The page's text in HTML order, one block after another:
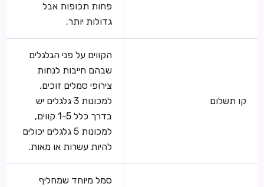
פחות תכופות אבל
גדולות יותר.
קו תשלום
הקווים על פני הגלגלים
שבהם חייבות לנחות
צירופי סמלים זוכים.
למכונות 3 גלגלים יש
בדרך כלל 1-5 קווים,
למכונות 5 גלגלים יכולים
להיות עשרות או מאות.
סמל מיוחד שמחליף